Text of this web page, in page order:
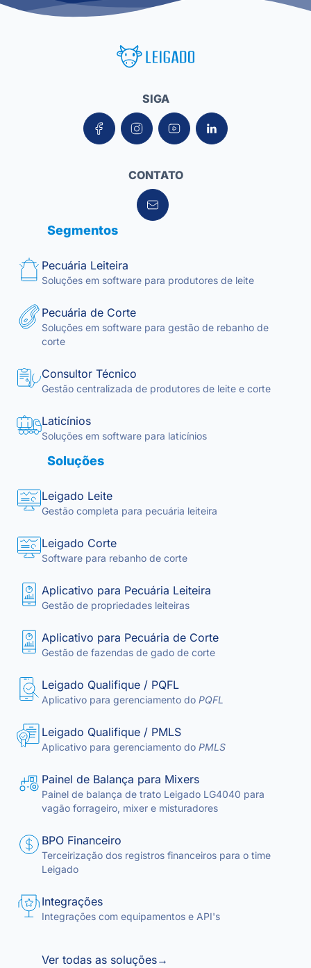
Leigado Tecnologia para Pecuária
SIGA
CONTATO
Segmentos
Pecuária Leiteira
Soluções em software para produtores de leite
Pecuária de Corte
Soluções em software para gestão de rebanho de
corte
Consultor Técnico
Gestão centralizada de produtores de leite e corte
Laticínios
Soluções em software para laticínios
Soluções
Leigado Leite
Gestão completa para pecuária leiteira
Leigado Corte
Software para rebanho de corte
Aplicativo para Pecuária Leiteira
Gestão de propriedades leiteiras
Aplicativo para Pecuária de Corte
Gestão de fazendas de gado de corte
Leigado Qualifique / PQFL
Aplicativo para gerenciamento do PQFL
Leigado Qualifique / PMLS
Aplicativo para gerenciamento do PMLS
Painel de Balança para Mixers
Painel de balança de trato Leigado LG4040 para
vagão forrageiro, mixer e misturadores
BPO Financeiro
Terceirização dos registros financeiros para o time
Leigado
Integrações
Integrações com equipamentos e API's
Ver todas as soluções→